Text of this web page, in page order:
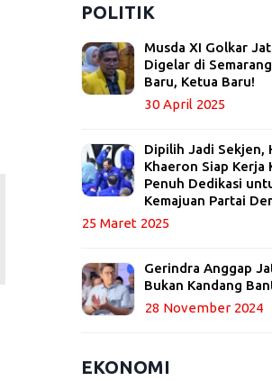
POLITIK
Musda XI Golkar
Digelar di
Baru, Ketua Baru!
30 April 2025
Dipilih Jadi Sekjen,
Khaeron Siap Kerja
Penuh Dedikasi
Kemajuan Partai
25 Maret 2025
Gerindra Anggap
Bukan Kandang
28 November 2024
EKONOMI